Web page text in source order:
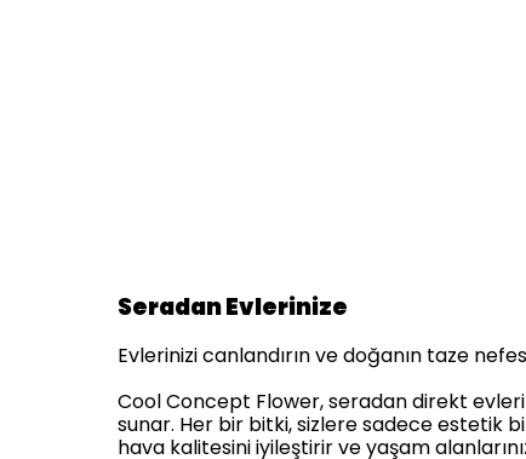
Seradan Evlerinize
Evlerinizi canlandırın ve doğanın taze
Cool Concept Flower, seradan direkt
sunar. Her bir bitki, sizlere sadece estetik
hava kalitesini iyileştirir ve yaşam